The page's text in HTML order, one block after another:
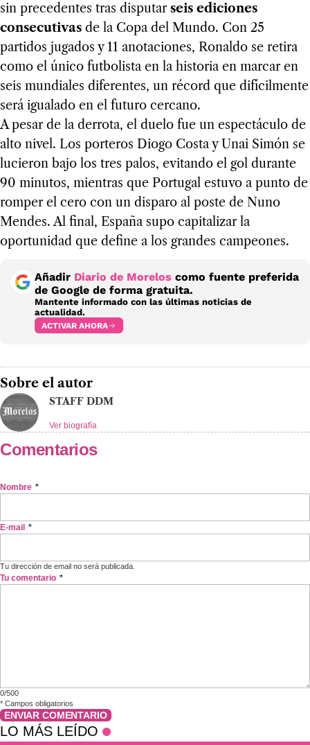
sin precedentes tras disputar seis ediciones
consecutivas de la Copa del Mundo. Con 25
partidos jugados y 11 anotaciones, Ronaldo se retira
como el único futbolista en la historia en marcar en
seis mundiales diferentes, un récord que difícilmente
será igualado en el futuro cercano.
A pesar de la derrota, el duelo fue un espectáculo de
alto nivel. Los porteros Diogo Costa y Unai Simón se
lucieron bajo los tres palos, evitando el gol durante
90 minutos, mientras que Portugal estuvo a punto de
romper el cero con un disparo al poste de Nuno
Mendes. Al final, España supo capitalizar la
oportunidad que define a los grandes campeones.
Añadir Diario de Morelos como fuente preferida
de Google de forma gratuita.
Mantente informado con las últimas noticias de
actualidad.
ACTIVAR AHORA
Sobre el autor
STAFF DDM
Ver biografía
Comentarios
Nombre *
E-mail *
Tu dirección de email no será publicada.
Tu comentario *
0/500
* Campos obligatorios
ENVIAR COMENTARIO
LO MÁS LEÍDO